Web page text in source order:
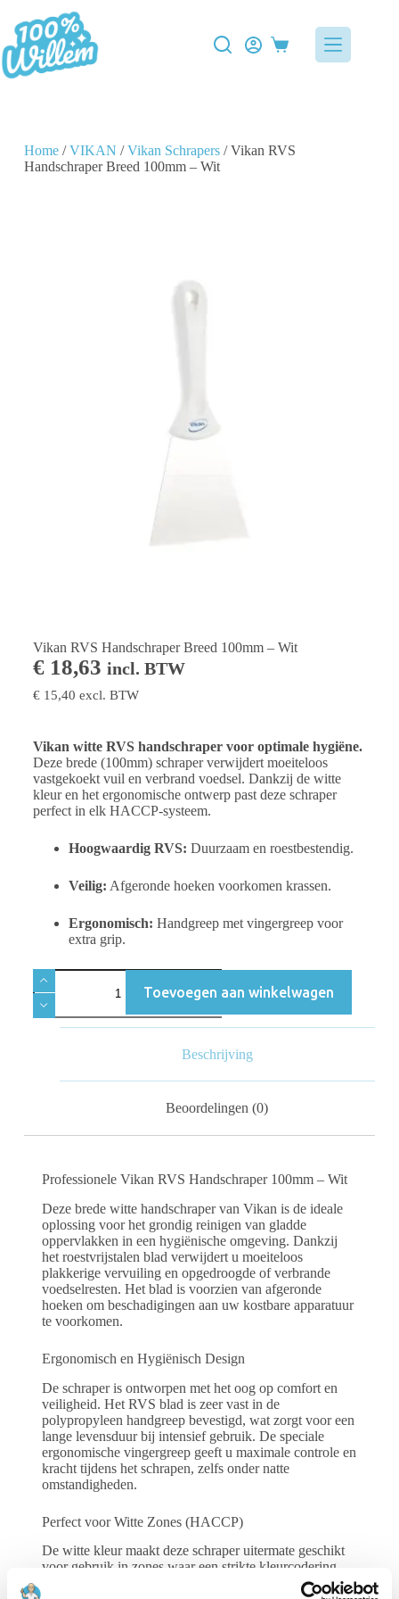
Home/VIKAN /Vikan Schrapers/ Vikan RVS
Handschraper Breed 100mm – Wit
Vikan RVS Handschraper Breed 100mm – Wit
€18,63 incl. BTW
€15,40 excl. BTW
Vikan witte RVS handschraper voor optimale hygiëne.
Deze brede (100mm) schraper verwijdert moeiteloos
vastgekoekt vuil en verbrand voedsel. Dankzij de witte
kleur en het ergonomische ontwerp past deze schraper
perfect in elk HACCP-systeem.
Hoogwaardig RVS: Duurzaam en roestbestendig.
Veilig: Afgeronde hoeken voorkomen krassen.
Ergonomisch: Handgreep met vingergreep voor
extra grip.
Toevoegen aan winkelwagen
Beschrijving
Beoordelingen (0)
Professionele Vikan RVS Handschraper 100mm – Wit
Deze brede witte handschraper van Vikan is de ideale
oplossing voor het grondig reinigen van gladde
oppervlakken in een hygiënische omgeving. Dankzij
het roestvrijstalen blad verwijdert u moeiteloos
plakkerige vervuiling en opgedroogde of verbrande
voedselresten. Het blad is voorzien van afgeronde
hoeken om beschadigingen aan uw kostbare apparatuur
te voorkomen.
Ergonomisch en Hygiënisch Design
De schraper is ontworpen met het oog op comfort en
veiligheid. Het RVS blad is zeer vast in de
polypropyleen handgreep bevestigd, wat zorgt voor een
lange levensduur bij intensief gebruik. De speciale
ergonomische vingergreep geeft u maximale controle en
kracht tijdens het schrapen, zelfs onder natte
omstandigheden.
Perfect voor Witte Zones (HACCP)
De witte kleur maakt deze schraper uitermate geschikt
voor gebruik in zones waar een strikte kleurcodering
geldt. Door deze kleur specifiek toe te wijzen aan